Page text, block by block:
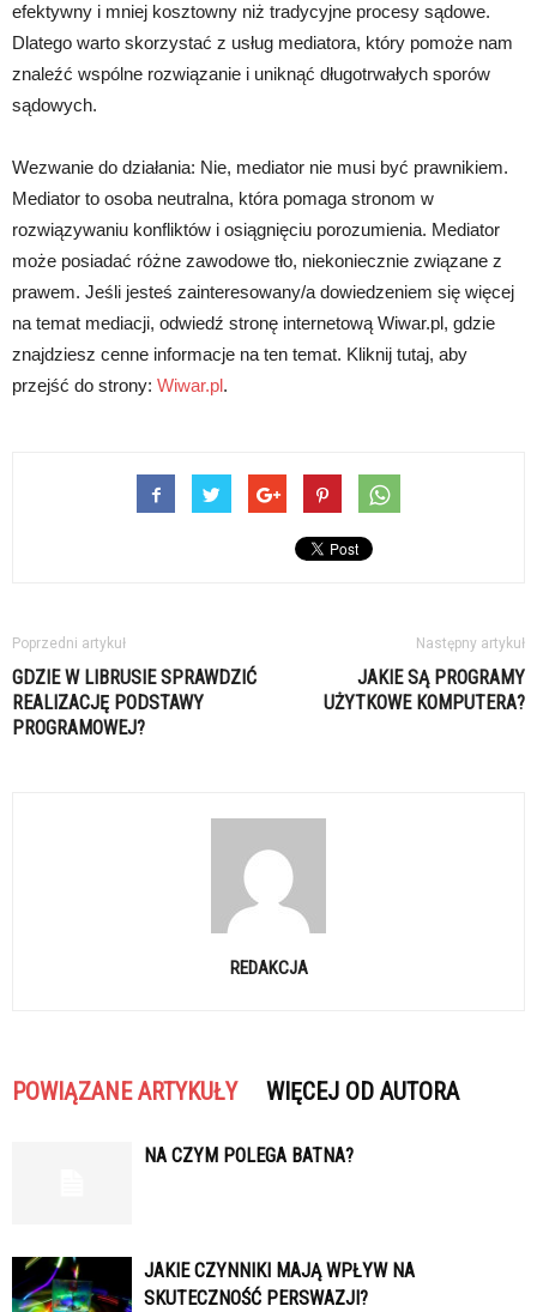
efektywny i mniej kosztowny niż tradycyjne procesy sądowe.
Dlatego warto skorzystać z usług mediatora, który pomoże nam
znaleźć wspólne rozwiązanie i uniknąć długotrwałych sporów
sądowych.
Wezwanie do działania: Nie, mediator nie musi być prawnikiem.
Mediator to osoba neutralna, która pomaga stronom w
rozwiązywaniu konfliktów i osiągnięciu porozumienia. Mediator
może posiadać różne zawodowe tło, niekoniecznie związane z
prawem. Jeśli jesteś zainteresowany/a dowiedzeniem się więcej
na temat mediacji, odwiedź stronę internetową Wiwar.pl, gdzie
znajdziesz cenne informacje na ten temat. Kliknij tutaj, aby
przejść do strony: Wiwar.pl.
Poprzedni artykuł
GDZIE W LIBRUSIE SPRAWDZIĆ
REALIZACJĘ PODSTAWY
PROGRAMOWEJ?
Następny artykuł
JAKIE SĄ PROGRAMY
UŻYTKOWE KOMPUTERA?
REDAKCJA
POWIĄZANE ARTYKUŁY WIĘCEJ OD AUTORA
NA CZYM POLEGA BATNA?
JAKIE CZYNNIKI MAJĄ WPŁYW NA
SKUTECZNOŚĆ PERSWAZJI?